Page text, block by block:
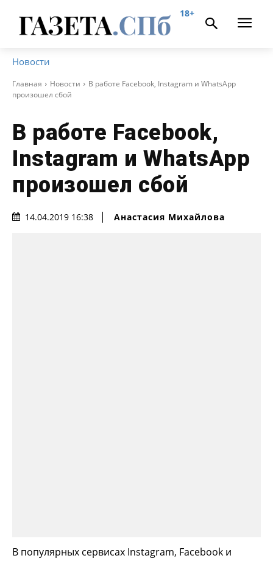
18+
Новости
Главная Новости
В работе Facebook, Instagram и WhatsApp
произошел сбой
В работе Facebook,
Instagram и WhatsApp
произошел сбой
14.04.2019 16:38 Анастасия Михайлова
В популярных сервисах Instagram, Facebook и